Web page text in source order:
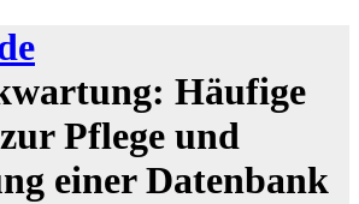
Häufige
Pflege und
einer Datenbank